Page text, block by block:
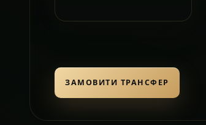
ЗАМОВИТИ ТРАНСФЕР